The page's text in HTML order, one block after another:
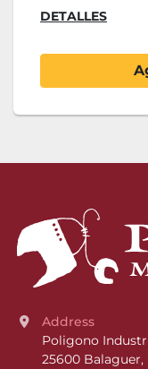
DETALLES
Address
Poligono
25600 Balaguer,